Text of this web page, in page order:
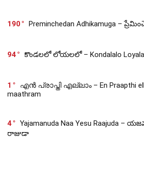
190 Preminchedan Adhikamuga –
94 కొండలలో లోయలలో – Kondalalo
1
എൻ പ്രാപ്തി എല്ലാം – En Praapthi
maathram
4
Yajamanuda Naa Yesu Raajuda
రాజుడా